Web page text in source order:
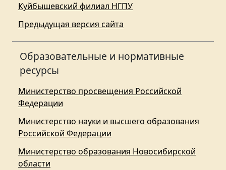
Куйбышевский филиал НГПУ
Предыдущая версия сайта
Образовательные и нормативные
ресурсы
Министерство просвещения Российской
Федерации
Министерство науки и высшего образования
Российской Федерации
Министерство образования Новосибирской
области